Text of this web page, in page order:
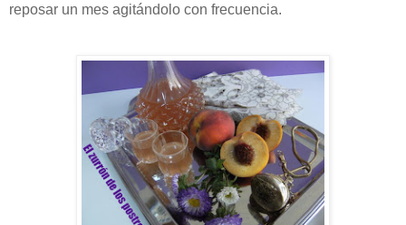
reposar un mes agitándolo con frecuencia.